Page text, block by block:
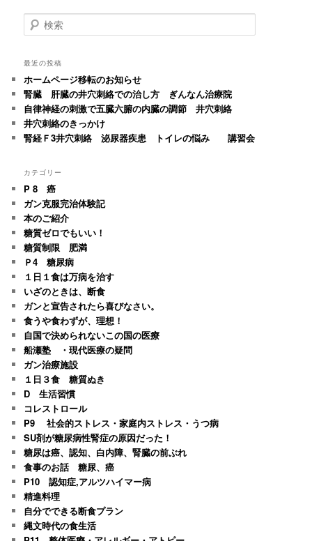
検
索
最近の投稿
ホームページ移転のお知らせ
腎臓 肝臓の井穴刺絡での治し方 ぎんなん治療院
自律神経の刺激で五臓六腑の内臓の調節 井穴刺絡
井穴刺絡のきっかけ
腎経Ｆ3井穴刺絡 泌尿器疾患 トイレの悩み 講習会
カテゴリー
P 8 癌
ガン克服完治体験記
本のご紹介
糖質ゼロでもいい！
糖質制限 肥満
Ｐ4 糖尿病
１日１食は万病を治す
いざのときは、断食
ガンと宣告されたら喜びなさい。
食うや食わずが、理想！
自国で決められないこの国の医療
船瀬塾 ・現代医療の疑問
ガン治療施設
１日３食 糖質ぬき
D 生活習慣
コレストロール
P9 社会的ストレス・家庭内ストレス・うつ病
SU剤が糖尿病性腎症の原因だった！
糖尿は癌、認知、白内障、腎臓の前ぶれ
食事のお話 糖尿、癌
P10 認知症,アルツハイマー病
精進料理
自分でできる断食プラン
縄文時代の食生活